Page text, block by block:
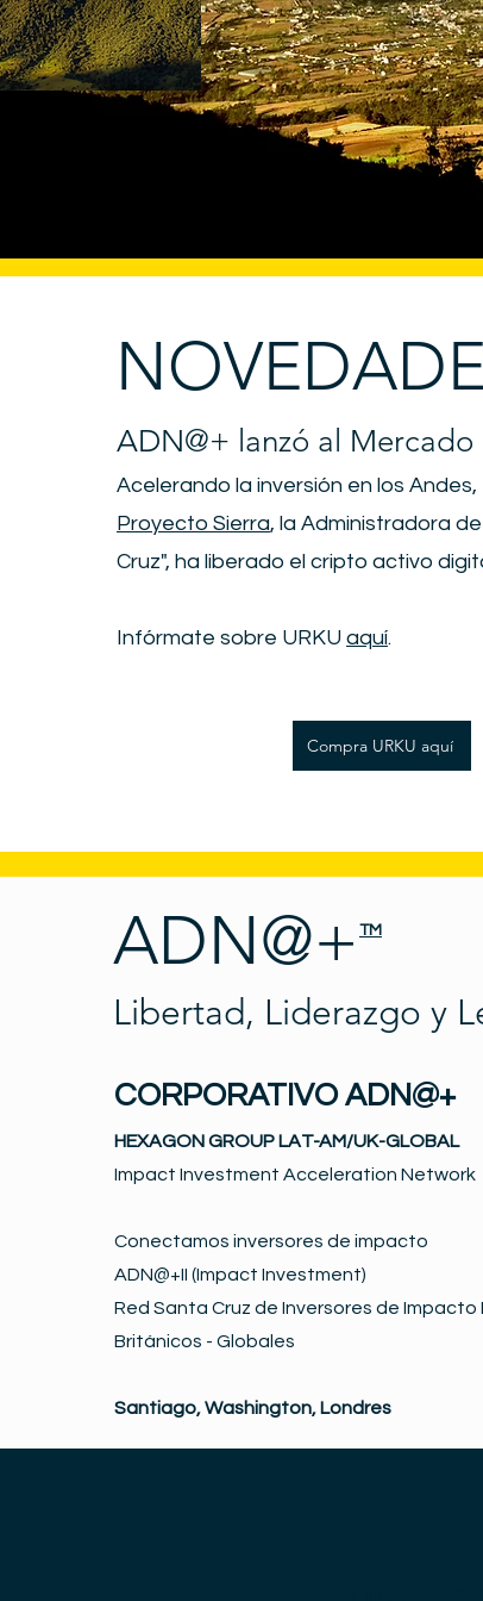
ADN@+ lanzó al Mercado
Acelerando la inversión en los
Proyecto Sierra, la Administradora
Cruz", ha liberado el cripto activo
Infórmate sobre URKU aquí.
Compra URKU aquí
ADN@+ TM
Libertad, Liderazgo y
CORPORATIVO ADN@+
HEXAGON GROUP LAT-AM/UK-GLOBAL
Impact Investment Acceleration Network
Conectamos inversores de impacto
ADN@+II (Impact Investment)
Red Santa Cruz de Inversores de
Británicos - Globales
Santiago, Washington, Londres